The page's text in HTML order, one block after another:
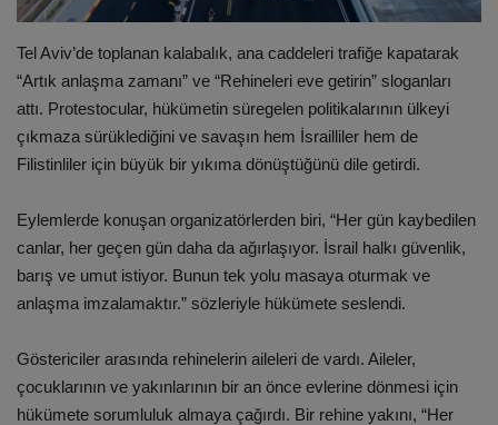
EĞİTİM
GALERİ
VİDEO
Tel Aviv’de toplanan kalabalık, ana caddeleri trafiğe kapatarak
“Artık anlaşma zamanı” ve “Rehineleri eve getirin” sloganları
attı. Protestocular, hükümetin süregelen politikalarının ülkeyi
çıkmaza sürüklediğini ve savaşın hem İsrailliler hem de
Filistinliler için büyük bir yıkıma dönüştüğünü dile getirdi.
Eylemlerde konuşan organizatörlerden biri, “Her gün kaybedilen
canlar, her geçen gün daha da ağırlaşıyor. İsrail halkı güvenlik,
barış ve umut istiyor. Bunun tek yolu masaya oturmak ve
anlaşma imzalamaktır.” sözleriyle hükümete seslendi.
Göstericiler arasında rehinelerin aileleri de vardı. Aileler,
çocuklarının ve yakınlarının bir an önce evlerine dönmesi için
hükümete sorumluluk almaya çağırdı. Bir rehine yakını, “Her